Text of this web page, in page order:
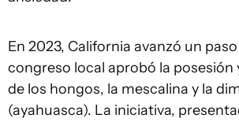
En 2023, California avanzó un
congreso local aprobó la posesión
de los hongos, la mescalina y la
(ayahuasca). La iniciativa,